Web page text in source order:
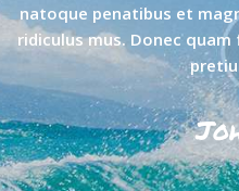
natoque penatibus et
ridiculus mus. Donec